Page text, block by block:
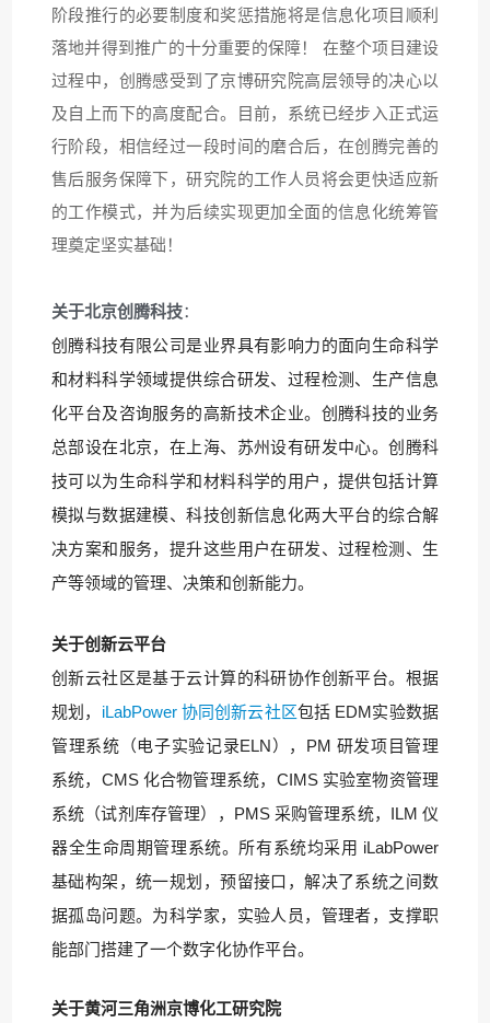
阶段推行的必要制度和奖惩措施将是信息化项目顺利
落地并得到推广的十分重要的保障！ 在整个项目建设
过程中，创腾感受到了京博研究院高层领导的决心以
及自上而下的高度配合。目前，系统已经步入正式运
行阶段，相信经过一段时间的磨合后，在创腾完善的
售后服务保障下，研究院的工作人员将会更快适应新
的工作模式，并为后续实现更加全面的信息化统筹管
理奠定坚实基础！
关于北京创腾科技：
创腾科技有限公司是业界具有影响力的面向生命科学
和材料科学领域提供综合研发、过程检测、生产信息
化平台及咨询服务的高新技术企业。创腾科技的业务
总部设在北京，在上海、苏州设有研发中心。创腾科
技可以为生命科学和材料科学的用户，提供包括计算
模拟与数据建模、科技创新信息化两大平台的综合解
决方案和服务，提升这些用户在研发、过程检测、生
产等领域的管理、决策和创新能力。
关于创新云平台
创新云社区是基于云计算的科研协作创新平台。根据
规划， iLabPower 协同创新云社区包括 EDM实验数据
管理系统（电子实验记录ELN），PM 研发项目管理
系统，CMS 化合物管理系统，CIMS 实验室物资管理
系统（试剂库存管理），PMS 采购管理系统，ILM 仪
器全生命周期管理系统。所有系统均采用 iLabPower
基础构架，统一规划，预留接口，解决了系统之间数
据孤岛问题。为科学家，实验人员，管理者，支撑职
能部门搭建了一个数字化协作平台。
关于黄河三角洲京博化工研究院